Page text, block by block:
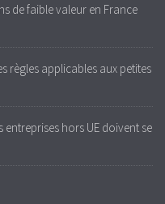
de faible valeur en France
règles applicables aux petites
hors UE doivent se